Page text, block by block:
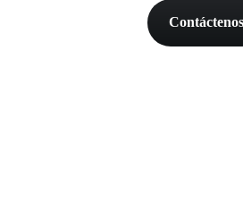
Contáctenos